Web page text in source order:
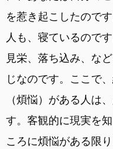
を惹き起こしたので
人も、寝ているので
見栄、落ち込み、な
じなのです。ここで
（煩悩）がある人は
す。客観的に現実を
ころに煩悩がある限